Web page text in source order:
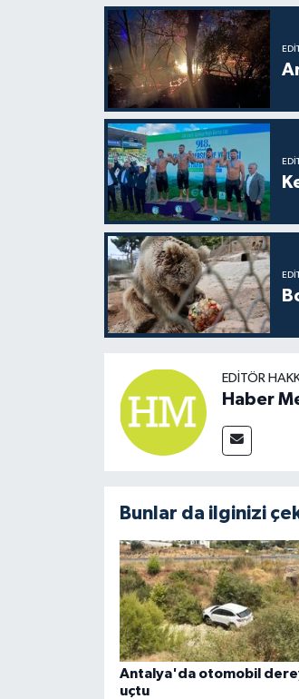
EDITÖR
Haber
Bunlar da ilginizi
Antalya'da otomobil
uçtu